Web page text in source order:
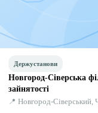
Держустанови
Новгород-Сіверська
зайнятості
📍 Новгород-Сіверський,